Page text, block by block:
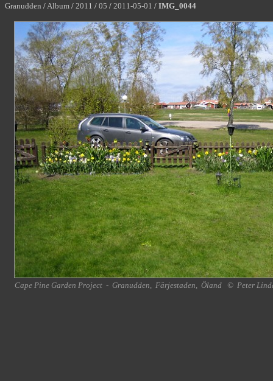
Granudden /Album / 2011 / 05 / 2011-05-01 / IMG_0044
Cape Pine Garden Project - Granudden, Färjestaden, Öland © Peter